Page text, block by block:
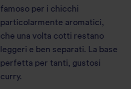
famoso per i chicchi
particolarmente aromatici,
che una volta cotti restano
leggeri e ben separati. La base
perfetta per tanti, gustosi
curry.